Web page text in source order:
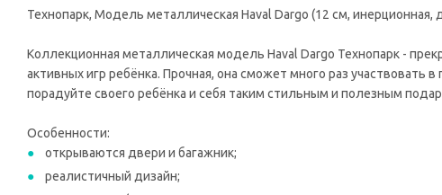
Технопарк, Модель металлическая Haval Dargo (12 см, инерционная,
Коллекционная металлическая модель Haval Dargo Технопарк -
активных игр ребёнка. Прочная, она сможет много раз участвовать
порадуйте своего ребёнка и себя таким стильным и полезным
Особенности:
открываются двери и багажник;
реалистичный дизайн;